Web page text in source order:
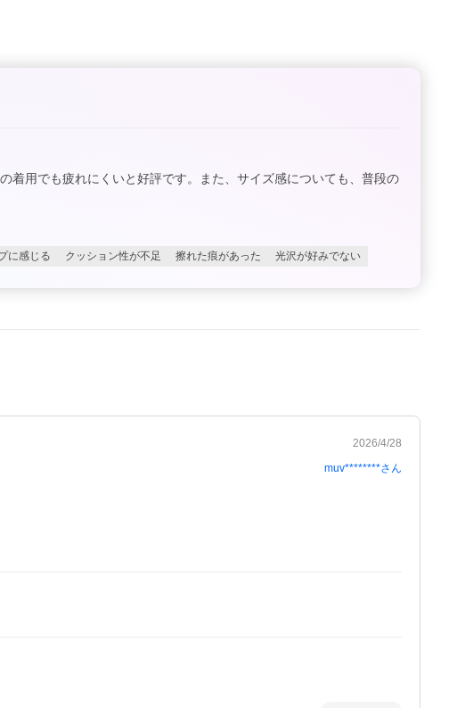
着用でも疲れにくいと好評です。また、サイズ感についても、普段の
に感じる クッション性が不足 擦れた痕があった 光沢が好みでない
2026/4/28
muv********さん